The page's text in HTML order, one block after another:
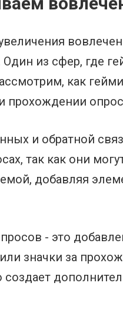
из сфер, где
как
прохождении
и обратной
так как они
добавляя
- это
значки за
создает